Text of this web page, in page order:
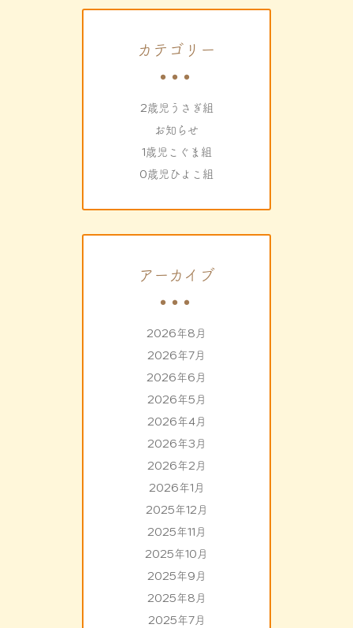
カテゴリー
2歳児うさぎ組
お知らせ
1歳児こぐま組
0歳児ひよこ組
アーカイブ
2026年8月
2026年7月
2026年6月
2026年5月
2026年4月
2026年3月
2026年2月
2026年1月
2025年12月
2025年11月
2025年10月
2025年9月
2025年8月
2025年7月